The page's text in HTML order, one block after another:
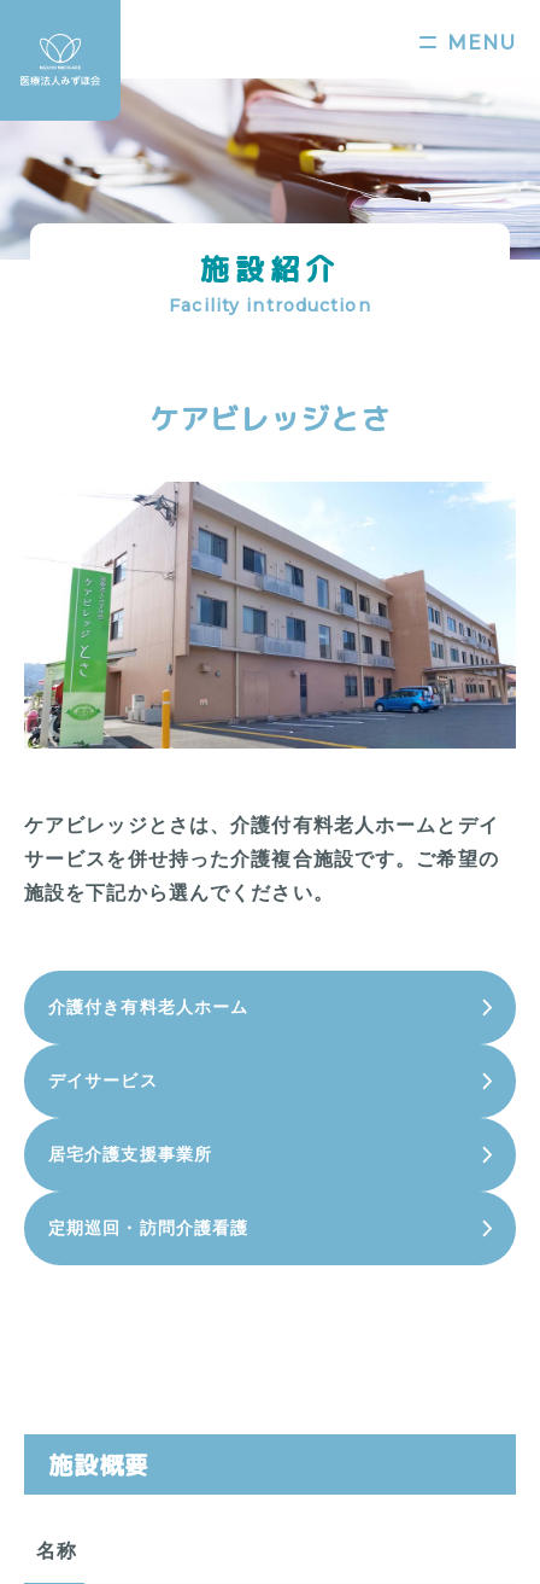
MENU
施設紹介
Facility introduction
ケアビレッジとさ
ケアビレッジとさは、介護付有料老人ホームとデイ
サービスを併せ持った介護複合施設です。ご希望の
施設を下記から選んでください。
介護付き有料老人ホーム
デイサービス
居宅介護支援事業所
定期巡回・訪問介護看護
施設概要
名称